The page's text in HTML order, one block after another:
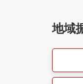
地域